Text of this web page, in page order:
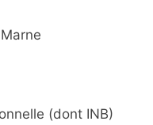
(dont INB)